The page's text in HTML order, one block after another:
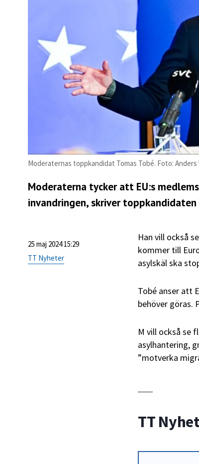
Moderaternas toppkandidat Tomas Tobé. Foto:
Moderaterna tycker att EU:s
invandringen, skriver toppkandidaten
25 maj 2024 15:29
TT Nyheter
Han vill också
kommer till
asylskäl ska
Tobé anser att
behöver göras.
M vill också se
asylhantering,
”motverka
TT